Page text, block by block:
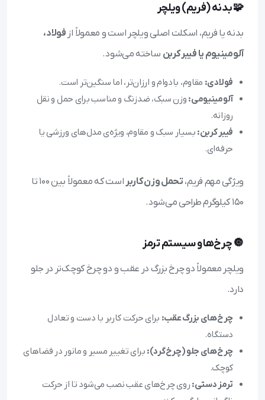
🧩 بدنه (فریم) ویلچر
بدنه یا فریم، اسکلت اصلی ویلچر است و معمولاً از فولاد،
آلومینیوم یا فیبر کربن ساخته می‌شود.
فولادی: مقاوم، بادوام و ارزان‌تر، اما سنگین‌تر است.
آلومینیومی: وزن سبک، ضدزنگ و مناسب برای حمل و نقل
روزانه.
فیبر کربن: بسیار سبک و مقاوم، ویژه‌ی مدل‌های ورزشی یا
حرفه‌ای.
ویژگی مهم فریم، تحمل وزن کاربر
است که معمولاً بین ۱۰۰ تا
۱۵۰ کیلوگرم طراحی می‌شود.
🔘 چرخ‌ها و سیستم ترمز
ویلچر معمولاً دو چرخ بزرگ در عقب و دو چرخ کوچک‌تر در جلو
دارد.
چرخ‌های بزرگ عقب: برای حرکت کاربر با دست و تعادل
دستگاه.
چرخ‌های جلو (چرخ‌گرد): برای تغییر مسیر و مانور در فضاهای
کوچک.
ترمز دستی: روی چرخ‌های عقب نصب می‌شود تا از حرکت